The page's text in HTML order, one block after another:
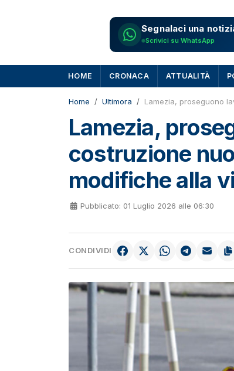
Segnalaci una
Scrivici su WhatsApp
HOME CRONACA ATTUALITÀ
Home Ultimora Lamezia, proseguono
Lamezia,
costruzione
modifiche alla
Pubblicato: 01 Luglio 2026 alle 06:30
CONDIVIDI